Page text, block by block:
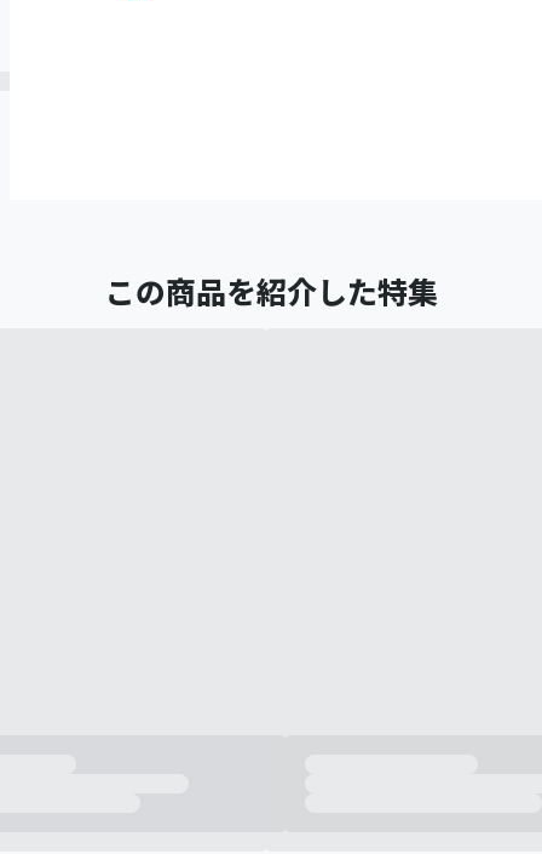
この商品を紹介した特集